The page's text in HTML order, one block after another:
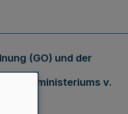
(GO) und der
Innenministeriums v.